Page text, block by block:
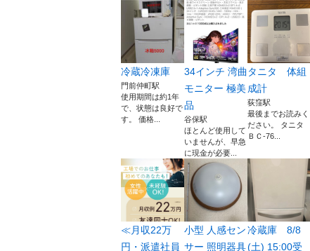
冷蔵冷凍庫
門前仲町駅
使用期間は約1年
で、状態は良好で
す。 価格...
34インチ 湾曲
モニター 極美
品
谷保駅
ほとんど使用して
いませんが、早急
に現金が必要...
タニタ 体組
成計
荻窪駅
最後までお読みく
ださい。 タニタ
ＢＣ-76...
≪月収22万
円・派遣社員
小型 人感セン
サー 照明器具
冷蔵庫 8/8
(土) 15:00受